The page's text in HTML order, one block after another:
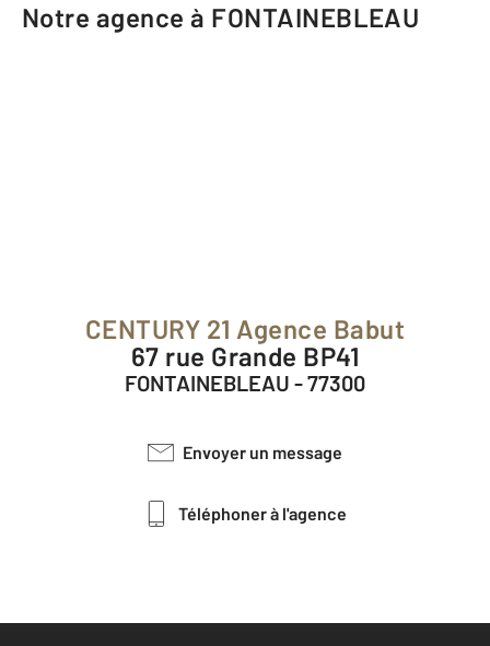
Notre agence à FONTAINEBLEAU
CENTURY 21 Agence Babut
67 rue Grande BP41
FONTAINEBLEAU - 77300
Envoyer un message
Téléphoner à l'agence